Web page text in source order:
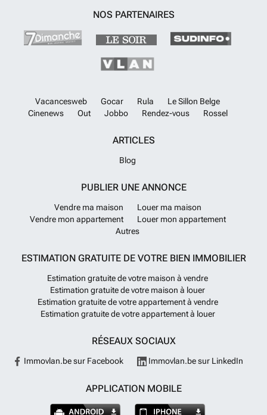
opgeleverd. Alle appartementen zijn voorzien van airconditioning. Het
gebruik te maken van natuurlijk licht en ruimte. RMU-00301En savoir
plus ?
NOS PARTENAIRES
Vacancesweb Gocar Rula
Le Sillon Belge
Cinenews
Out Jobbo Rendez-vous Rossel
ARTICLES
Blog
PUBLIER UNE ANNONCE
Vendre ma maison
Louer ma maison
Vendre mon appartement
Louer mon appartement
Autres
ESTIMATION GRATUITE DE VOTRE BIEN IMMOBILIER
Estimation gratuite de votre maison à vendre
Estimation gratuite de votre maison à louer
Estimation gratuite de votre appartement à vendre
Estimation gratuite de votre appartement à louer
RÉSEAUX SOCIAUX
Immovlan.be sur Facebook Immovlan.be sur LinkedIn
APPLICATION MOBILE